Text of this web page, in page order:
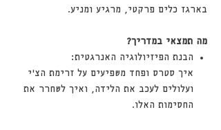
בארגז כלים פרקטי, מרגיע ומניע.
מה תמצאי במדריך?
הבנת הפיזיולוגיה האנרגטית:
איך סטרס ופחד משפיעים על זרימת הצ'י
ועלולים לעכב את הלידה, ואיך לשחרר את
החסימות האלו.